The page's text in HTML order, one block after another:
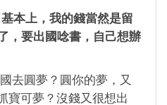
基本上，我的錢當然是留
，要出國唸書，自己想辦
去圓夢？圓你的夢，又
寶可夢？沒錢又很想出